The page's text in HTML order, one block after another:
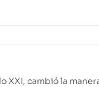
XXI, cambió la